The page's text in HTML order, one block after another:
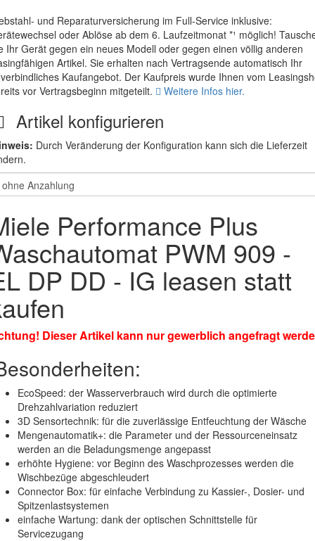
und Reparaturversicherung im Full-Service inklusive:
oder Ablöse ab dem 6. Laufzeitmonat *¹ möglich!
Ihr Gerät gegen ein neues Modell oder gegen einen völlig anderen
Artikel. Sie erhalten nach Vertragsende automatisch Ihr
Kaufangebot. Der Kaufpreis wurde Ihnen vom
vor Vertragsbeginn mitgeteilt.
Weitere Infos hier.
Artikel konfigurieren
Durch Veränderung der Konfiguration kann sich die Lieferzeit
Performance Plus
PWM 909 -
DP DD - IG leasen statt
Dieser Artikel kann nur gewerblich angefragt
EcoSpeed: der Wasserverbrauch wird durch die optimierte
Drehzahlvariation reduziert
3D Sensortechnik: für die zuverlässige Entfeuchtung der Wäsche
Mengenautomatik+: die Parameter und der Ressourceneinsatz
werden an die Beladungsmenge angepasst
erhöhte Hygiene: vor Beginn des Waschprozesses werden die
Wischbezüge abgeschleudert
Connector Box: für einfache Verbindung zu Kassier-, Dosier- und
Spitzenlastsystemen
einfache Wartung: dank der optischen Schnittstelle für
Servicezugang